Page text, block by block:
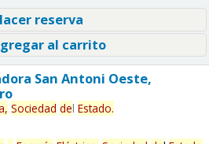
reserva
al carrito
San Antoni Oeste,
Sociedad del Estado.